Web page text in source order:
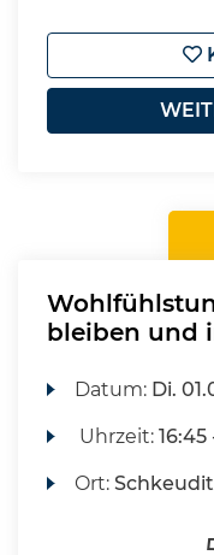
bleiben und
Datum: Di.
Uhrzeit:16:45
Ort: